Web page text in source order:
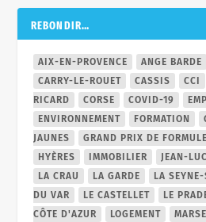
REBONDIR…
AIX-EN-PROVENCE ANGE BARDE
CARRY-LE-ROUET
CASSIS CCI
RICARD
CORSE COVID-19
ENVIRONNEMENT
FORMATION
JAUNES
GRAND PRIX DE
HYÈRES
IMMOBILIER JEAN-
LA CRAU
LA GARDE LA
DU VAR
LE CASTELLET LE
CÔTE D'AZUR
LOGEMENT